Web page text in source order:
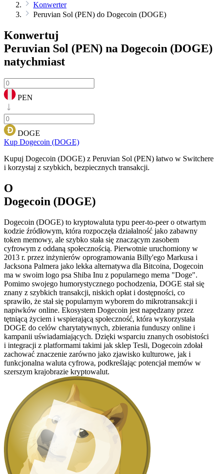
Konwerter
Peruvian Sol (PEN) do Dogecoin (DOGE)
Konwertuj
Peruvian Sol (PEN) na Dogecoin (DOGE)
natychmiast
PEN
DOGE
Kup Dogecoin (DOGE)
Kupuj Dogecoin (DOGE) z Peruvian Sol (PEN) łatwo w Switchere
i korzystaj z szybkich, bezpiecznych transakcji.
O
Dogecoin (DOGE)
Dogecoin (DOGE) to kryptowaluta typu peer-to-peer o otwartym
kodzie źródłowym, która rozpoczęła działalność jako zabawny
token memowy, ale szybko stała się znaczącym zasobem
cyfrowym z oddaną społecznością. Pierwotnie uruchomiony w
2013 r. przez inżynierów oprogramowania Billy'ego Markusa i
Jacksona Palmera jako lekka alternatywa dla Bitcoina, Dogecoin
ma w swoim logo psa Shiba Inu z popularnego mema "Doge".
Pomimo swojego humorystycznego pochodzenia, DOGE stał się
znany z szybkich transakcji, niskich opłat i dostępności, co
sprawiło, że stał się popularnym wyborem do mikrotransakcji i
napiwków online. Ekosystem Dogecoin jest napędzany przez
tętniącą życiem i wspierającą społeczność, która wykorzystała
DOGE do celów charytatywnych, zbierania funduszy online i
kampanii uświadamiających. Dzięki wsparciu znanych osobistości
i integracji z platformami takimi jak sklep Tesli, Dogecoin zdołał
zachować znaczenie zarówno jako zjawisko kulturowe, jak i
funkcjonalna waluta cyfrowa, podkreślając potencjał memów w
szerszym krajobrazie kryptowalut.